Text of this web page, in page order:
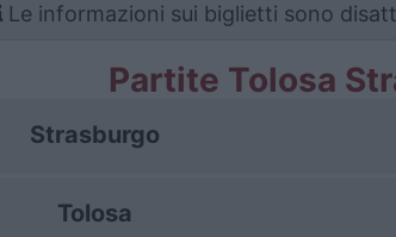
Le informazioni sui biglietti sono
Partite Tolosa
Strasburgo
Tolosa